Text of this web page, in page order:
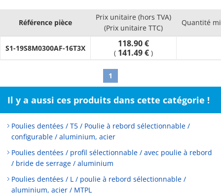
Référence pièce
Prix unitaire (hors TVA)
(Prix unitaire TTC)
Quantité
S1-19S8M0300AF-16T3X 118.90 €
( 141.49 € )
1
Il y a aussi ces produits dans cette catégorie !
Poulies dentées / T5 / Poulie à rebord sélectionnable /
configurable / aluminium, acier
Poulies dentées / profil sélectionnable / avec poulie à rebord
/ bride de serrage / aluminium
Poulies dentées / L / poulie à rebord sélectionnable /
aluminium, acier / MTPL